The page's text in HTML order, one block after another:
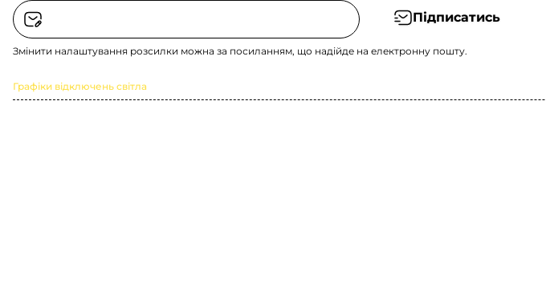
Підписатись
Змінити налаштування розсилки можна за посиланням, що надійде на електронну пошту.
Графіки відключень світла